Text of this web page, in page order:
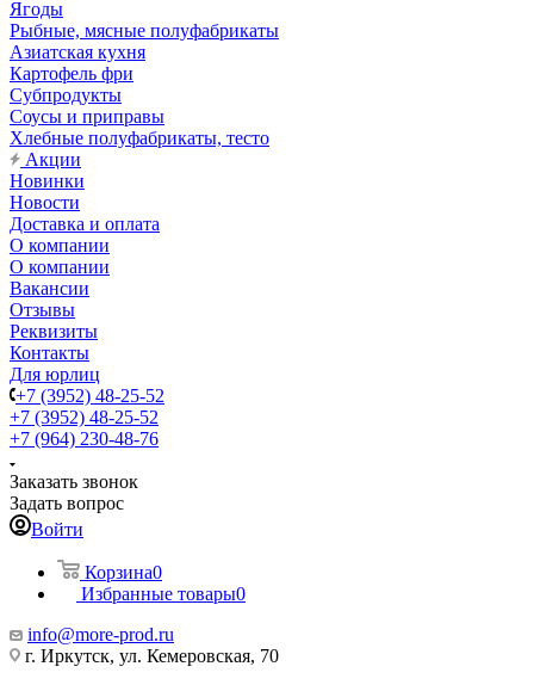
Ягоды
Рыбные, мясные полуфабрикаты
Азиатская кухня
Картофель фри
Субпродукты
Соусы и приправы
Хлебные полуфабрикаты, тесто
Акции
Новинки
Новости
Доставка и оплата
О компании
О компании
Вакансии
Отзывы
Реквизиты
Контакты
Для юрлиц
+7 (3952) 48-25-52
+7 (3952) 48-25-52
+7 (964) 230-48-76
Заказать звонок
Задать вопрос
Войти
Корзина0
Избранные товары0
info@more-prod.ru
г. Иркутск, ул. Кемеровская, 70